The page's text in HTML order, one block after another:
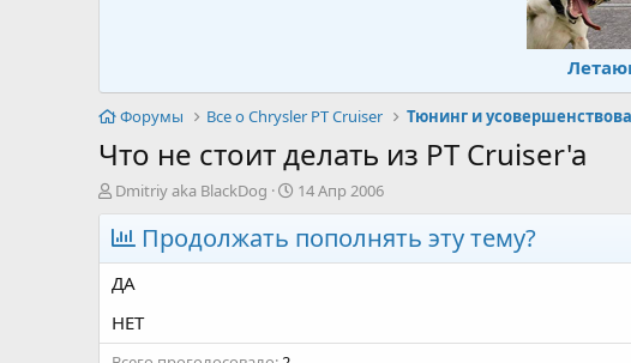
Форумы Все о Chrysler PT Cruiser Тюнинг и
Что не стоит делать из PT Cruiser'a
А
в
т
о
р
т
е
м
Dmitriy aka BlackDog
Д
а
т
а
а
14 Апр 2006
Продолжать пополнять эту тему?
ДА
НЕТ